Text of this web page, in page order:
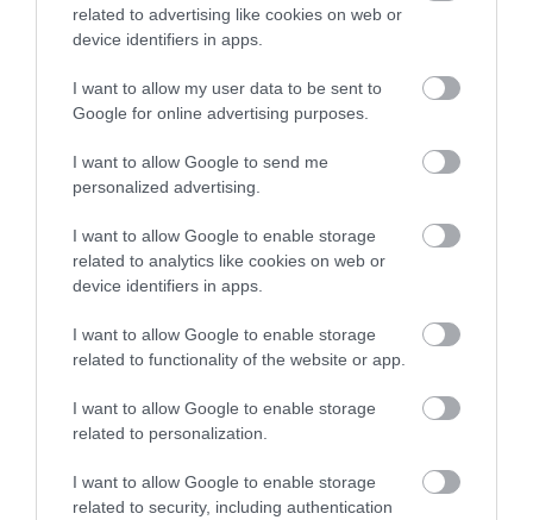
related to advertising like cookies on web or
device identifiers in apps.
I want to allow my user data to be sent to
Google for online advertising purposes.
I want to allow Google to send me
personalized advertising.
I want to allow Google to enable storage
related to analytics like cookies on web or
device identifiers in apps.
I want to allow Google to enable storage
related to functionality of the website or app.
I want to allow Google to enable storage
related to personalization.
I want to allow Google to enable storage
related to security, including authentication
INGATLAN
Így árazd be jól a lakásod eladás előtt
A reális áron kínált lakásokat átlagosan 44 nap alatt el lehet adni a
sikerében.